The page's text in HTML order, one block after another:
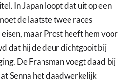
In Japan loopt dat uit op een
de laatste twee races
maar Prost heeft hem voor
dat hij de deur dichtgooit bij
De Fransman voegt daad bij
Senna het daadwerkelijk